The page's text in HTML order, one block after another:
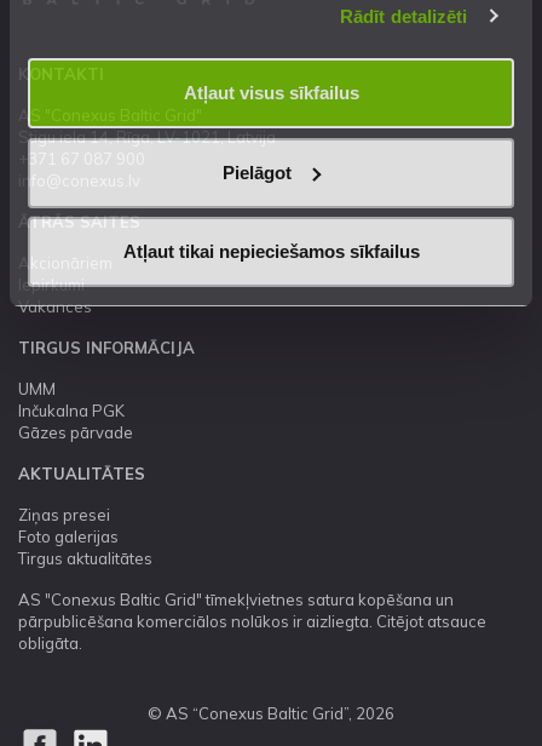
Rādīt detalizēti
Atļaut visus sīkfailus
Pielāgot
Atļaut tikai nepieciešamos sīkfailus
Stigu iela 14, Rīga, LV-1021, Latvija
ĀTRĀS SAITES
Iepirkumi
Vakances
TIRGUS INFORMĀCIJA
UMM
Inčukalna PGK
Gāzes pārvade
AKTUALITĀTES
Ziņas presei
Foto galerijas
Tirgus aktualitātes
AS "Conexus Baltic Grid" tīmekļvietnes satura kopēšana un
pārpublicēšana komerciālos nolūkos ir aizliegta. Citējot atsauce
obligāta.
© AS “Conexus Baltic Grid”, 2026